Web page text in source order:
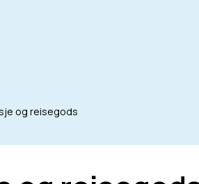
og reisegods